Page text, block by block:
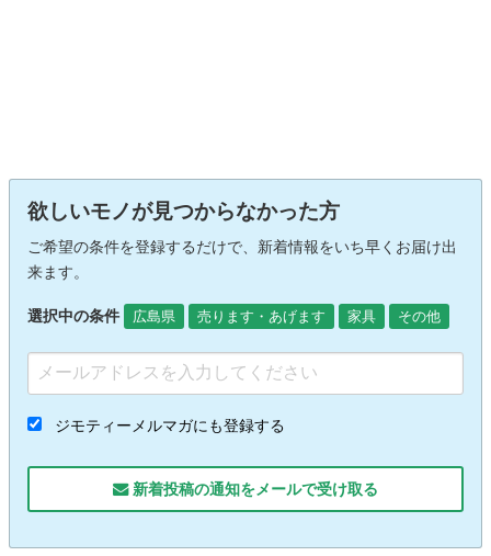
欲しいモノが見つからなかった方
ご希望の条件を登録するだけで、新着情報をいち早くお届け出
来ます。
選択中の条件 広島県 売ります・あげます 家具 その他
ジモティーメルマガにも登録する
新着投稿の通知をメールで受け取る